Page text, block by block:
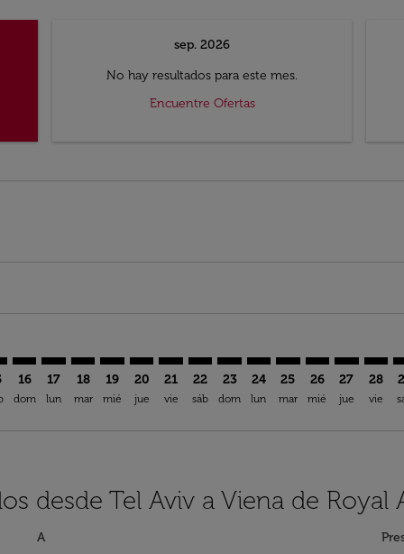
sep. 2026
No hay resultados para este mes.
Encuentre Ofertas
16
dom
17
lun
18
mar
19
mié
TLV–VIE: cmp-view-offers-disclaimer.
20
jue
TLV–VIE: cmp-view-offers-
21
vie
TLV–VIE: cmp-view-offers-
22
sáb
TLV–VIE: cmp-view-offers-
23
dom
TLV–VIE: cmp-view-
24
lun
TLV–VIE: cmp-
25
mar
TLV–VIE:
26
mié
27
jue
28
vie
desde Tel Aviv a Viena de Royal
A